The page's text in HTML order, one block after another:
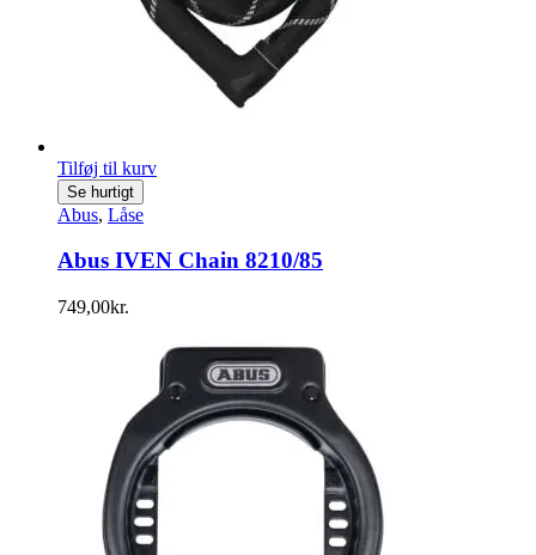
Tilføj til kurv
Se hurtigt
Abus, Låse
Abus IVEN Chain 8210/85
749,00kr.